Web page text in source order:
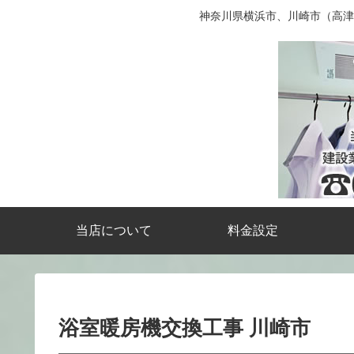
神奈川県横浜市、川崎市（高
当店について 料金設定
浴室暖房機交換工事 川崎市